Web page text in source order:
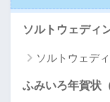
ソルトウェディ
ソルトウェデ
ふみいろ年賀状